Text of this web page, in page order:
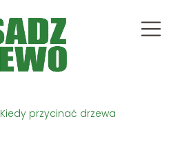
Kiedy przycinać drzewa